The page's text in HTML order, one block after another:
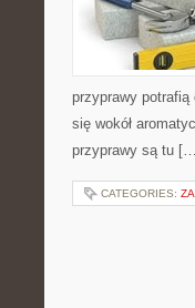
przyprawy potrafią
się wokół
przyprawy są tu
CATEGORIES: